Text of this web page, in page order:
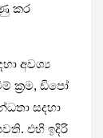
කර
අවශ්‍ය
ක්‍රම, ඩිපෝ
සදහා
එහි ඉදිරි